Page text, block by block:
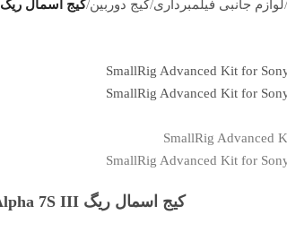
/لوازم جانبی فیلمبرداری/کیج دوربین/کیج اسمال ریگ SmallRig Advanced Kit for Sony Alpha 7R V / Alpha 7 IV / Alpha 7S III
کیج اسمال ریگ SmallRig Advanced Kit for Sony Alpha 7R V / Alpha 7 IV / Alpha 7S III